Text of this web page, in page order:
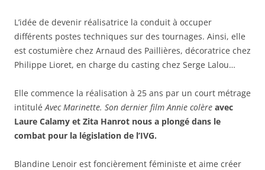
L’idée de devenir réalisatrice la conduit à occuper
différents postes techniques sur des tournages. Ainsi, elle
est costumière chez Arnaud des Paillières, décoratrice chez
Philippe Lioret, en charge du casting chez Serge Lalou…
Elle commence la réalisation à 25 ans par un court métrage
intituléAvec Marinette. Son dernier filmAnnie colère avec
Laure Calamy et Zita Hanrot nous a plongé dans le
combat pour la législation de l’IVG.
Blandine Lenoir est foncièrement féministe et aime créer